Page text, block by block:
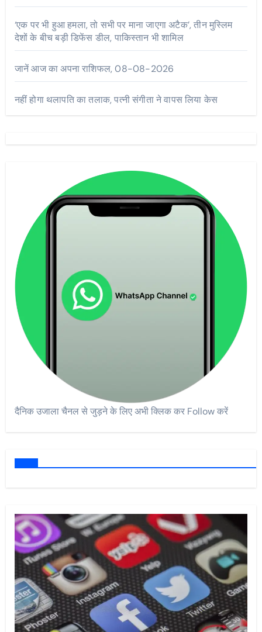
‘एक पर भी हुआ हमला, तो सभी पर माना जाएगा अटैक’, तीन मुस्लिम
देशों के बीच बड़ी डिफेंस डील, पाकिस्तान भी शामिल
जानें आज का अपना राशिफल, 08-08-2026
नहीं होगा थलापति का तलाक, पत्नी संगीता ने वापस लिया केस
दैनिक उजाला चैनल से जुड़ने के लिए अभी क्लिक कर Follow करें